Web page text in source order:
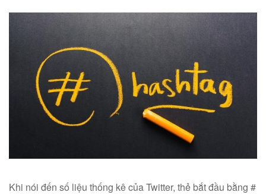
Khi nói đến số liệu thống kê của Twitter, thẻ bắt đầu bằng #